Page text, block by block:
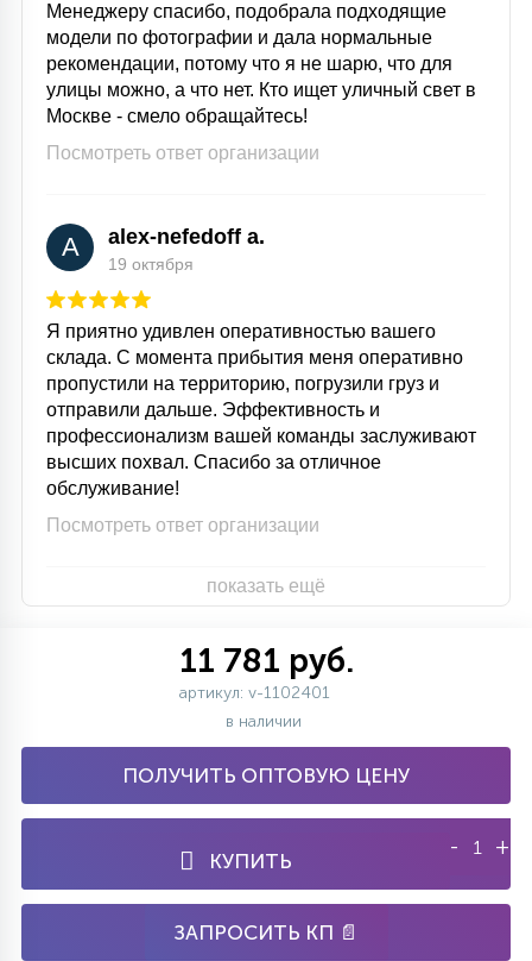
Менеджеру спасибо, подобрала подходящие
модели по фотографии и дала нормальные
рекомендации, потому что я не шарю, что для
улицы можно, а что нет. Кто ищет уличный свет в
Москве - смело обращайтесь!
Посмотреть ответ организации
A alex-nefedoff a.
19 октября
Я приятно удивлен оперативностью вашего
склада. С момента прибытия меня оперативно
пропустили на территорию, погрузили груз и
отправили дальше. Эффективность и
профессионализм вашей команды заслуживают
высших похвал. Спасибо за отличное
обслуживание!
Посмотреть ответ организации
показать ещё
11 781 руб.
артикул: v-1102401
в наличии
ПОЛУЧИТЬ ОПТОВУЮ ЦЕНУ
КУПИТЬ
- +
ЗАПРОСИТЬ КП 📄